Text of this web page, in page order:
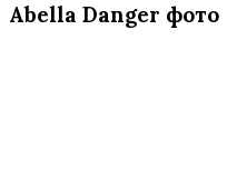
Abella Danger фото